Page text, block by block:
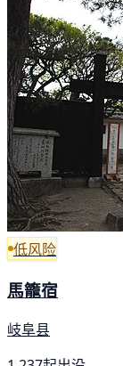
低风险
馬籠宿
岐阜县